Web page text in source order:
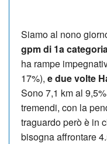
Siamo al nono
gpm di 1a
ha rampe
17%), e due volte
Sono 7,1 km al
tremendi, con la
traguardo però è in
bisogna affrontare